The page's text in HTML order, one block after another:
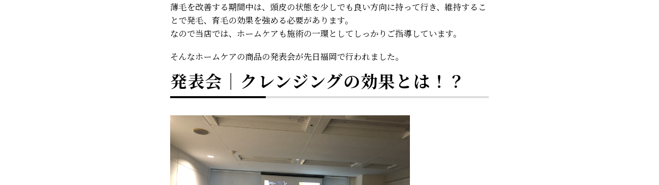
薄毛を改善する期間中は、頭皮の状態を少しでも良い方向に持って行き、維持するこ
とで発毛、育毛の効果を強める必要があります。
なので当店では、ホームケアも施術の一環としてしっかりご指導しています。
そんなホームケアの商品の発表会が先日福岡で行われました。
発表会｜クレンジングの効果とは！？